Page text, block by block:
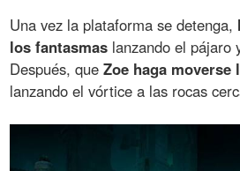
Una vez la plataforma se detenga,
los fantasmas lanzando el pájaro
Después, queZoe haga moverse
lanzando el vórtice a las rocas